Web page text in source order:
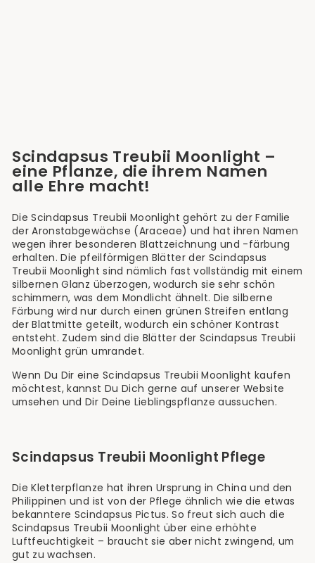
Scindapsus Treubii Moonlight –
eine Pflanze, die ihrem Namen
alle Ehre macht!
Die Scindapsus Treubii Moonlight gehört zu der Familie
der Aronstabgewächse (Araceae) und hat ihren Namen
wegen ihrer besonderen Blattzeichnung und -färbung
erhalten. Die pfeilförmigen Blätter der Scindapsus
Treubii Moonlight sind nämlich fast vollständig mit einem
silbernen Glanz überzogen, wodurch sie sehr schön
schimmern, was dem Mondlicht ähnelt. Die silberne
Färbung wird nur durch einen grünen Streifen entlang
der Blattmitte geteilt, wodurch ein schöner Kontrast
entsteht. Zudem sind die Blätter der Scindapsus Treubii
Moonlight grün umrandet.
Wenn Du Dir eine Scindapsus Treubii Moonlight kaufen
möchtest, kannst Du Dich gerne auf unserer Website
umsehen und Dir Deine Lieblingspflanze aussuchen.
Scindapsus Treubii Moonlight Pflege
Die Kletterpflanze hat ihren Ursprung in China und den
Philippinen und ist von der Pflege ähnlich wie die etwas
bekanntere Scindapsus Pictus. So freut sich auch die
Scindapsus Treubii Moonlight über eine erhöhte
Luftfeuchtigkeit – braucht sie aber nicht zwingend, um
gut zu wachsen.